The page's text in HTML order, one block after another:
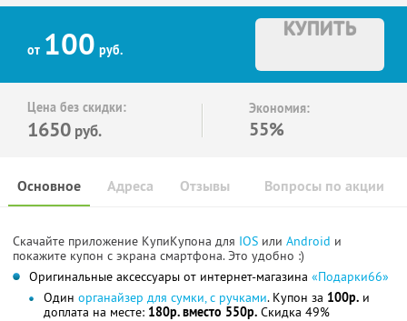
от 100 руб.
КУПИТЬ
Цена без скидки:
1650 руб.
Экономия:
55%
Основное Отзывы Вопросы по акции
Адреса
Скачайте приложение КупиКупона для IOS или Android и
покажите купон с экрана смартфона. Это удобно :)
Оригинальные аксессуары от интернет-магазина «Подарки66»
Один органайзер для сумки, с ручками. Купон за 100р. и
доплата на месте: 180р. вместо 550р. Скидка 49%